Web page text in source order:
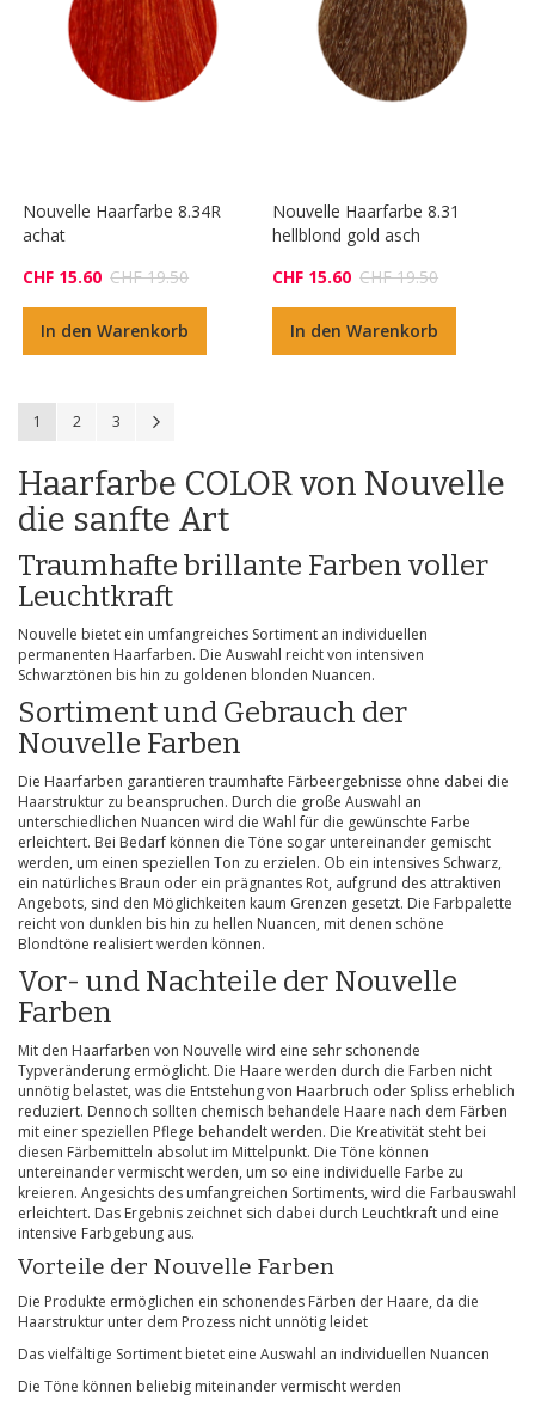
Nouvelle Haarfarbe 8.34R
achat
CHF 15.60 CHF 19.50
In den Warenkorb
Nouvelle Haarfarbe 8.31
hellblond gold asch
CHF 15.60 CHF 19.50
In den Warenkorb
SeiteSie lesen gerade die Seite
1 Seite
2 Seite
3
Haarfarbe COLOR von Nouvelle
die sanfte Art
Traumhafte brillante Farben voller
Leuchtkraft
Nouvelle bietet ein umfangreiches Sortiment an individuellen
permanenten Haarfarben. Die Auswahl reicht von intensiven
Schwarztönen bis hin zu goldenen blonden Nuancen.
Sortiment und Gebrauch der
Nouvelle Farben
Die Haarfarben garantieren traumhafte Färbeergebnisse ohne dabei die
Haarstruktur zu beanspruchen. Durch die große Auswahl an
unterschiedlichen Nuancen wird die Wahl für die gewünschte Farbe
erleichtert. Bei Bedarf können die Töne sogar untereinander gemischt
werden, um einen speziellen Ton zu erzielen. Ob ein intensives Schwarz,
ein natürliches Braun oder ein prägnantes Rot, aufgrund des attraktiven
Angebots, sind den Möglichkeiten kaum Grenzen gesetzt. Die Farbpalette
reicht von dunklen bis hin zu hellen Nuancen, mit denen schöne
Blondtöne realisiert werden können.
Vor- und Nachteile der Nouvelle
Farben
Mit den Haarfarben von Nouvelle wird eine sehr schonende
Typveränderung ermöglicht. Die Haare werden durch die Farben nicht
unnötig belastet, was die Entstehung von Haarbruch oder Spliss erheblich
reduziert. Dennoch sollten chemisch behandele Haare nach dem Färben
mit einer speziellen Pflege behandelt werden. Die Kreativität steht bei
diesen Färbemitteln absolut im Mittelpunkt. Die Töne können
untereinander vermischt werden, um so eine individuelle Farbe zu
kreieren. Angesichts des umfangreichen Sortiments, wird die Farbauswahl
erleichtert. Das Ergebnis zeichnet sich dabei durch Leuchtkraft und eine
intensive Farbgebung aus.
Vorteile der Nouvelle Farben
Die Produkte ermöglichen ein schonendes Färben der Haare, da die
Haarstruktur unter dem Prozess nicht unnötig leidet
Das vielfältige Sortiment bietet eine Auswahl an individuellen Nuancen
Die Töne können beliebig miteinander vermischt werden